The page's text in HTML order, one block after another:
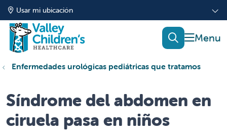
Usar mi ubicación
mostrar
buscar
Enfermedades urológicas pediátricas que tratamos
Síndrome del abdomen en
ciruela pasa en niños